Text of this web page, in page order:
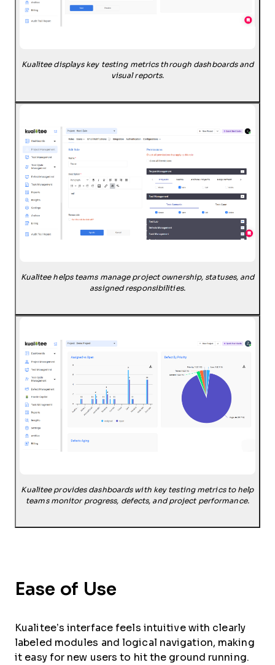
Kualitee displays key testing metrics through dashboards and
visual reports.
Kualitee helps teams manage project ownership, statuses, and
assigned responsibilities.
Kualitee provides dashboards with key testing metrics to help
teams monitor progress, defects, and project performance.
Ease of Use
Kualitee’s interface feels intuitive with clearly
labeled modules and logical navigation, making
it easy for new users to hit the ground running.